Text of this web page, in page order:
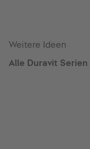
Weitere Ideen